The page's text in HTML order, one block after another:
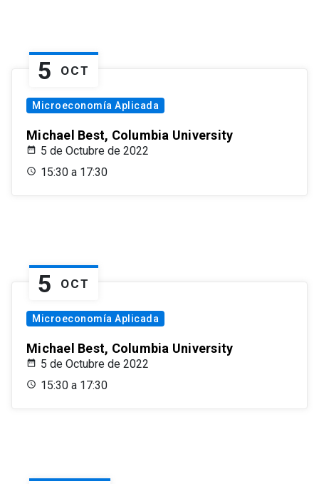
5 OCT
Microeconomía Aplicada
Michael Best, Columbia University
5 de Octubre de 2022
15:30 a 17:30
5 OCT
Microeconomía Aplicada
Michael Best, Columbia University
5 de Octubre de 2022
15:30 a 17:30